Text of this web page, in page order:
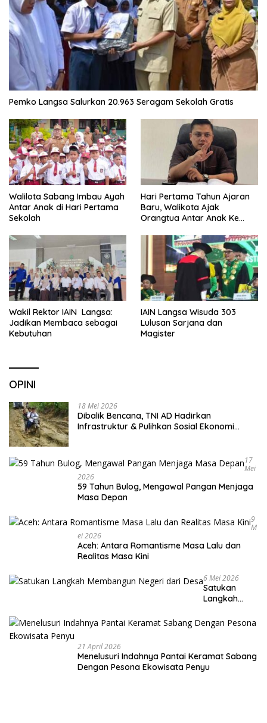
Pemko Langsa Salurkan 20.963 Seragam Sekolah Gratis
Walilota Sabang Imbau Ayah
Antar Anak di Hari Pertama
Sekolah
Hari Pertama Tahun Ajaran
Baru, Walikota Ajak
Orangtua Antar Anak Ke
Wakil Rektor IAIN Langsa:
Jadikan Membaca sebagai
Kebutuhan
IAIN Langsa Wisuda 303
Lulusan Sarjana dan
Magister
OPINI
18 Mei 2026
Dibalik Bencana, TNI AD Hadirkan
Infrastruktur & Pulihkan Sosial Ekonomi
17
Mei
2026
59 Tahun Bulog, Mengawal Pangan Menjaga
Masa Depan
9
M
Ei 2026
Aceh: Antara Romantisme Masa Lalu dan
Realitas Masa Kini
6 Mei 2026
Satukan
Langkah
Negeri dari
Desa
21 April 2026
Menelusuri Indahnya Pantai Keramat Sabang
Dengan Pesona Ekowisata Penyu